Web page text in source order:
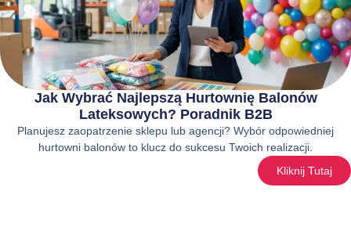
Jak Wybrać Najlepszą Hurtownię Balonów
Lateksowych? Poradnik B2B
Planujesz zaopatrzenie sklepu lub agencji? Wybór odpowiedniej
hurtowni balonów to klucz do sukcesu Twoich realizacji.
Kliknij Tutaj